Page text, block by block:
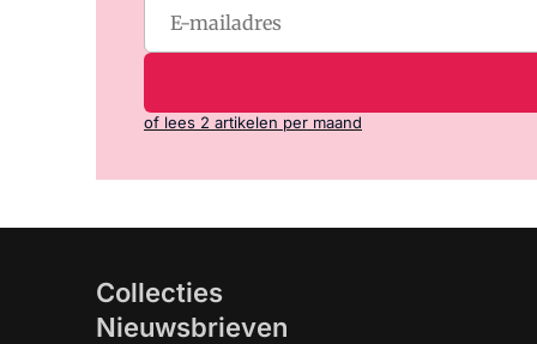
of lees 2 artikelen per maand
Collecties
Nieuwsbrieven